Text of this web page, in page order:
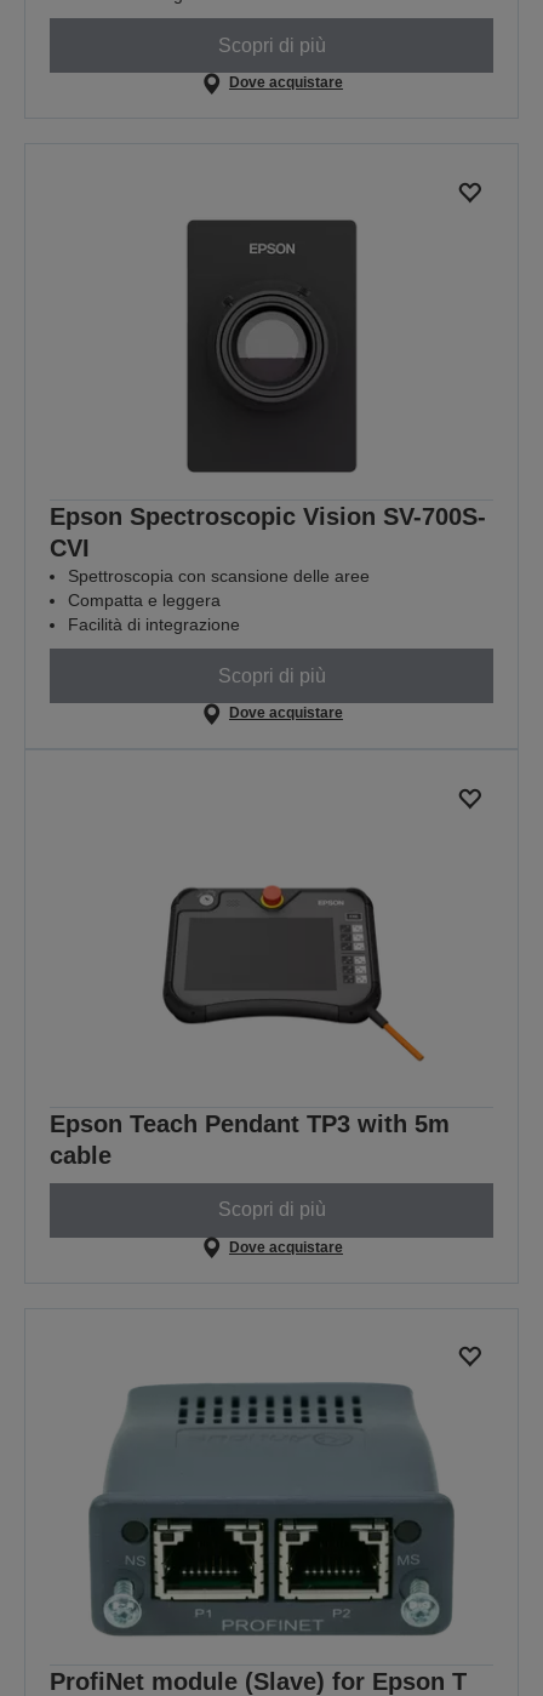
Scopri di più
Dove acquistare
Epson Spectroscopic Vision SV-700S-
CVI
Spettroscopia con scansione delle aree
Compatta e leggera
Facilità di integrazione
Scopri di più
Dove acquistare
Epson Teach Pendant TP3 with 5m
cable
Scopri di più
Dove acquistare
ProfiNet module (Slave) for Epson T